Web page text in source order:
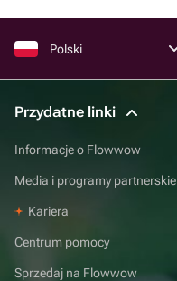
Polski
Przydatne linki
Informacje o Flowwow
Media i programy partnerskie
Kariera
Centrum pomocy
Sprzedaj na Flowwow